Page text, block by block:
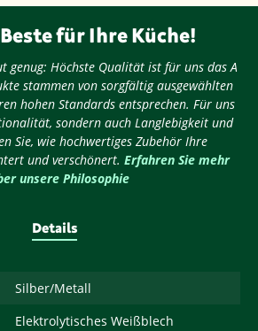
für Ihre Küche!
genug: Höchste Qualität ist für uns das A
stammen von sorgfältig ausgewählten
hohen Standards entsprechen. Für uns
sondern auch Langlebigkeit und
Sie, wie hochwertiges Zubehör Ihre
und verschönert. Erfahren Sie mehr
unsere Philosophie
Details
Silber/Metall
Elektrolytisches Weißblech